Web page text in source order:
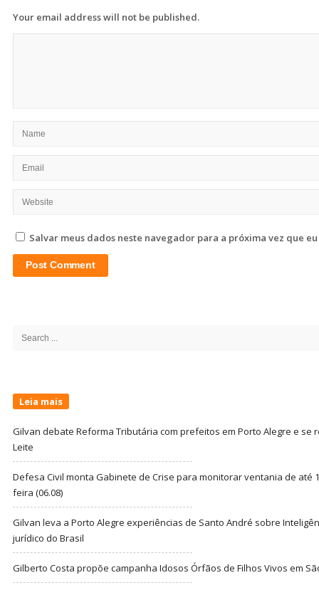
Your email address will not be published.
Salvar meus dados neste navegador para a próxima vez que
Search
Leia mais
Gilvan debate Reforma Tributária com prefeitos em Porto Alegre e se
Leite
Defesa Civil monta Gabinete de Crise para monitorar ventania de até
feira (06.08)
Gilvan leva a Porto Alegre experiências de Santo André sobre
jurídico do Brasil
Gilberto Costa propõe campanha Idosos Órfãos de Filhos Vivos em